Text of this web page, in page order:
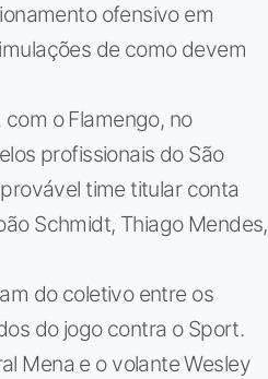
ofensivo em
de como devem
o Flamengo, no
profissionais do São
time titular conta
Schmidt, Thiago Mendes,
do coletivo entre os
do jogo contra o Sport.
Mena e o volante Wesley